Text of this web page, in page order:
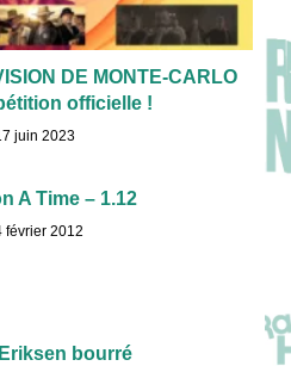
DE MONTE-CARLO
officielle !
juin 2023
A Time – 1.12
février 2012
bourré